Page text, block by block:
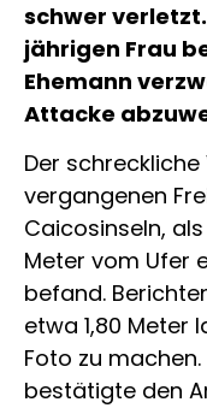
schwer
jährigen Frau
Ehemann
Attacke
Der
vergangenen
Caicosinseln,
Meter vom Ufer
befand.
etwa 1,80 Meter
Foto zu
bestätigte den